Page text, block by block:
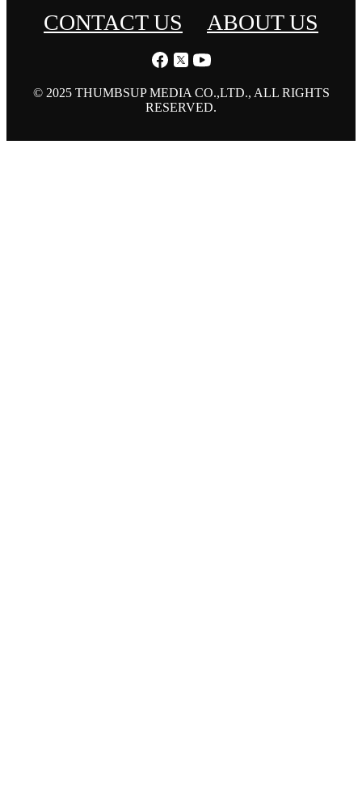
CONTACT US
ABOUT US
© 2025 THUMBSUP MEDIA CO.,LTD., ALL RIGHTS
RESERVED.